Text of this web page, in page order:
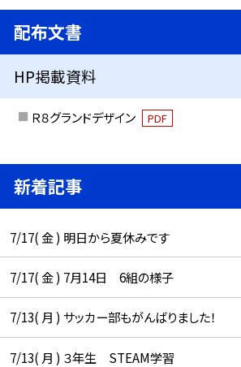
配布文書
HP掲載資料
Ｒ８グランドデザイン PDF
新着記事
7/17( 金 ) 明日から夏休みです
7/17( 金 ) 7月14日 6組の様子
7/13( 月 ) サッカー部もがんばりました！
7/13( 月 ) ３年生 STEAM学習